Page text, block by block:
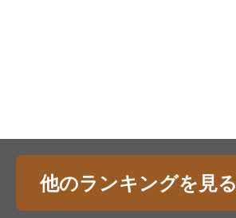
他のランキングを見る